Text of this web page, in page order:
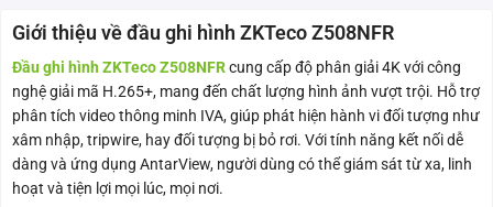
Giới thiệu về đầu ghi hình ZKTeco Z508NFR
Đầu ghi hình ZKTeco Z508NFRcung cấp độ phân giải 4K với công
nghệ giải mã H.265+, mang đến chất lượng hình ảnh vượt trội. Hỗ trợ
phân tích video thông minh IVA, giúp phát hiện hành vi đối tượng như
xâm nhập, tripwire, hay đối tượng bị bỏ rơi. Với tính năng kết nối dễ
dàng và ứng dụng AntarView, người dùng có thể giám sát từ xa, linh
hoạt và tiện lợi mọi lúc, mọi nơi.